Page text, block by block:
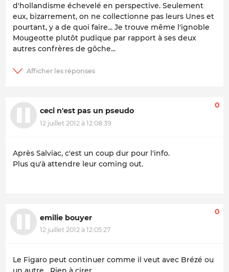
d'hollandisme échevelé en perspective. Seulement
eux, bizarrement, on ne collectionne pas leurs Unes et
pourtant, y a de quoi faire... Je trouve même l'ignoble
Mougeotte plutôt pudique par rapport à ses deux
autres confrères de gôche...
ceci n'est pas un pseudo
12 juillet 2012 à 12:08:39
0
Après Salviac, c'est un coup dur pour l'info.
Plus qu'à attendre leur coming out.
emilie bouyer
12 juillet 2012 à 12:05:27
0
Le Figaro peut continuer comme il veut avec Brézé ou